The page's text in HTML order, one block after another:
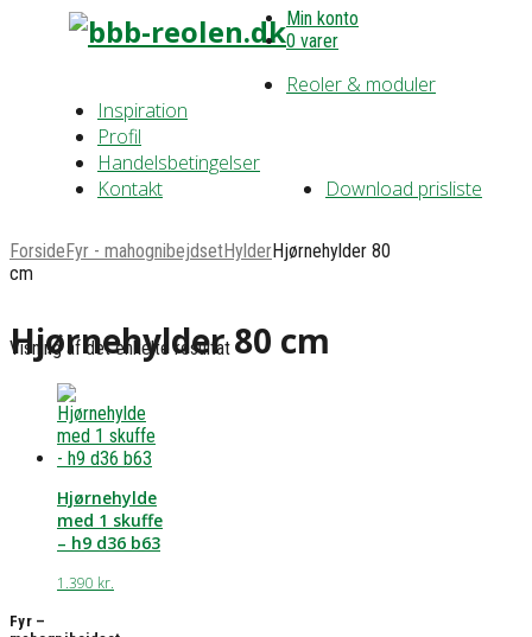
Min konto
0 varer
Reoler & moduler
Inspiration
Profil
Handelsbetingelser
Download prisliste
Kontakt
ForsideFyr - mahognibejdsetHylderHjørnehylder 80
cm
Hjørnehylder 80 cm
Visning af det enkelte resultat
Hjørnehylde
med 1 skuffe
– h9 d36 b63
1.390 kr.
Fyr –